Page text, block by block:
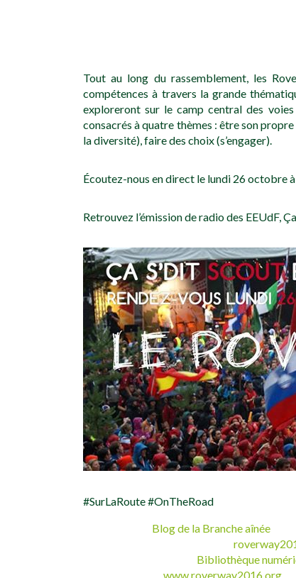
Tout au long du rassemblement, les
compétences à travers la grande
exploreront sur le camp central des voies
consacrés à quatre thèmes : être son
la diversité), faire des choix (s’engager).
Écoutez-nous en direct le lundi 26 octobre
Retrouvez l’émission de radio des EEUdF,
#SurLaRoute #OnTheRoad
Blog de la Branche aînée
Bibliothèque
www.roverway2016.org